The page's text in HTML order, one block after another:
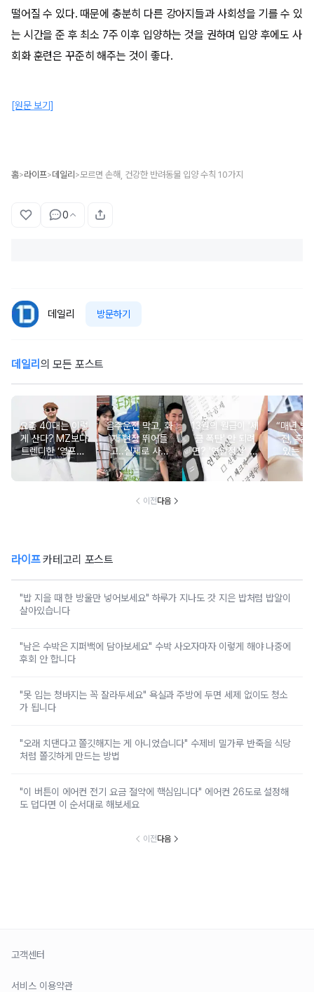
떨어질 수 있다. 때문에 충분히 다른 강아지들과 사회성을 기를 수 있
는 시간을 준 후 최소 7주 이후 입양하는 것을 권하며 입양 후에도 사
회화 훈련은 꾸준히 해주는 것이 좋다.
[원문 보기]
홈>라이프>데일리 >모르면 손해, 건강한 반려동물 입양 수칙 10가지
0
데일리 방문하기
데일리 의 모든 포스트
요즘 40대는 이렇
게 산다? MZ보다
트렌디한 ‘영포티’
분석
음주운전 막고, 화
재 현장 뛰어들
고..실제로 사람
구한 연예인 10
13월의 월급이 '세
금 폭탄' 안 되려
면? '연말정산' 핵
심 꿀팁 A to Z
“매년 받
진, 혹시
있는 건
요?”
이전다음
라이프카테고리 포스트
"밥 지을 때 한 방울만 넣어보세요" 하루가 지나도 갓 지은 밥처럼 밥알이
살아있습니다
"남은 수박은 지퍼백에 담아보세요" 수박 사오자마자 이렇게 해야 나중에
후회 안 합니다
"못 입는 청바지는 꼭 잘라두세요" 욕실과 주방에 두면 세제 없이도 청소
가 됩니다
"오래 치댄다고 쫄깃해지는 게 아니었습니다" 수제비 밀가루 반죽을 식당
처럼 쫄깃하게 만드는 방법
"이 버튼이 에어컨 전기 요금 절약에 핵심입니다" 에어컨 26도로 설정해
도 덥다면 이 순서대로 해보세요
이전다음
고객센터
서비스 이용약관